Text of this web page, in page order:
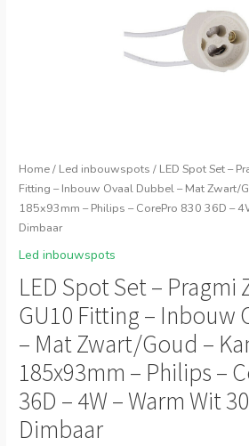
Home/ Led inbouwspots / LED Spot Set –
Fitting – Inbouw Ovaal Dubbel – Mat Zwart/
185x93mm – Philips – CorePro 830 36D –
Dimbaar
Led inbouwspots
LED Spot Set – Pragmi
GU10 Fitting – Inbouw
– Mat Zwart/Goud –
185x93mm – Philips –
36D – 4W – Warm Wit
Dimbaar